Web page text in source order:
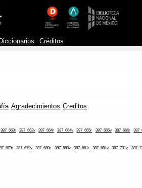
Diccionarios Créditos
Agradecimientos Creditos
387_663r 387_663v 387_664r 387_664v 387_665r 387_665v 387_666r
387_679v 387_680r 387_680v 387_681r 387_681v 387_731v